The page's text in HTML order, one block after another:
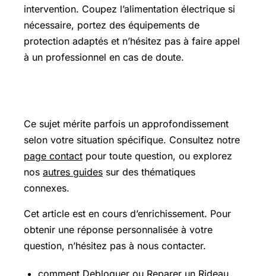
intervention. Coupez l’alimentation électrique si
nécessaire, portez des équipements de
protection adaptés et n’hésitez pas à faire appel
à un professionnel en cas de doute.
Ce sujet mérite parfois un approfondissement
selon votre situation spécifique. Consultez notre
page contact pour toute question, ou explorez
nos autres guides sur des thématiques
connexes.
Cet article est en cours d’enrichissement. Pour
obtenir une réponse personnalisée à votre
question, n’hésitez pas à nous contacter.
comment Debloquer ou Reparer un Rideau